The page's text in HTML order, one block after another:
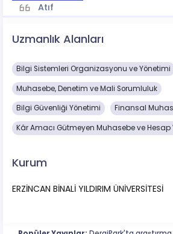
Atıf
Uzmanlık Alanları
Bilgi Sistemleri Organizasyonu ve Yönetimi
Muhasebe, Denetim ve Mali Sorumluluk
Bilgi Güvenliği Yönetimi Finansal
Kâr Amacı Gütmeyen Muhasebe ve Hesap
Kurum
ERZİNCAN BİNALİ YILDIRIM ÜNİVERSİTESİ